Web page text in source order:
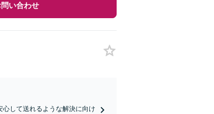
い合わせ
心して送れるような解決に向け